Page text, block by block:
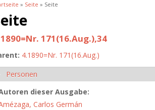
sind hier
» Seite » Seite
171(16.Aug.),34
4.1890=Nr. 171(16.Aug.)
Ausblenden
Personen
dieser Ausgabe:
Carlos Germán